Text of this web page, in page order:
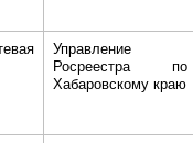
Управление
Росреестра по
Хабаровскому краю